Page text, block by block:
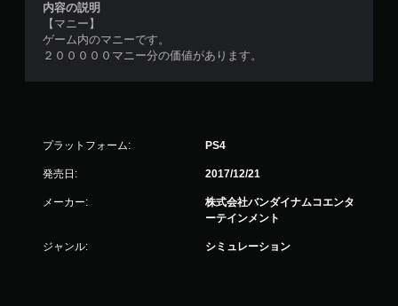
内容の説明
【マニー】
ゲーム内のマニーです。
２０００００マニー分の価値があります。
プラットフォーム: PS4
発売日: 2017/12/21
メーカー:
株式会社バンダイナムコエンタ
ーテインメント
ジャンル: シミュレーション